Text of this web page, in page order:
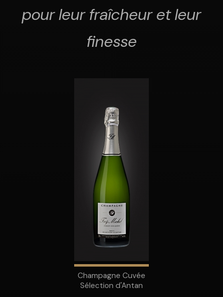
pour leur fraîcheur et leur
finesse
Champagne Cuvée
Sélection d'Antan